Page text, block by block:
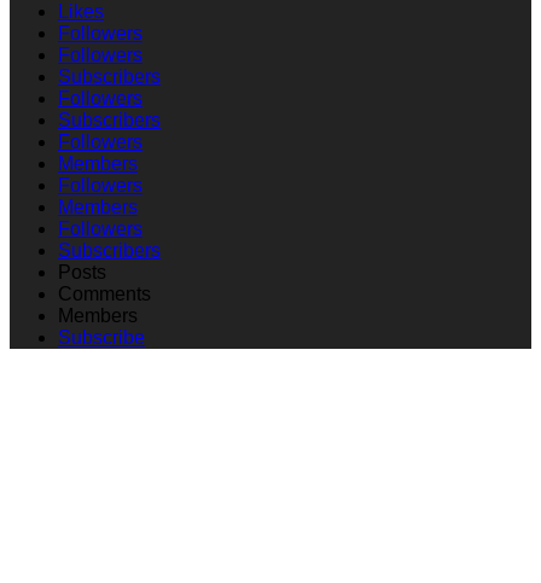
Likes
Followers
Followers
Subscribers
Followers
Subscribers
Followers
Members
Followers
Members
Followers
Subscribers
Posts
Comments
Members
Subscribe